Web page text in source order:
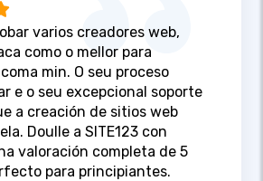
varios creadores web,
como o mellor para
min. O seu proceso
e o seu excepcional soporte
a creación de sitios web
Doulle a SITE123 con
valoración completa de 5
para principiantes.